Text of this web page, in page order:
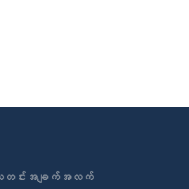
င်းအချက်အလက်